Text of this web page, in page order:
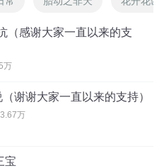
（感谢大家一直以来的支
万
谢谢大家一直以来的支持）
万
宝